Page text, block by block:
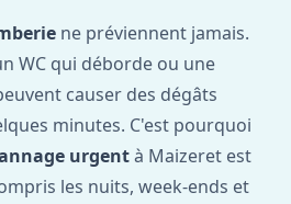
ne préviennent jamais.
WC qui déborde ou une
causer des dégâts
minutes. C'est pourquoi
urgentà Maizeret est
les nuits, week-ends et